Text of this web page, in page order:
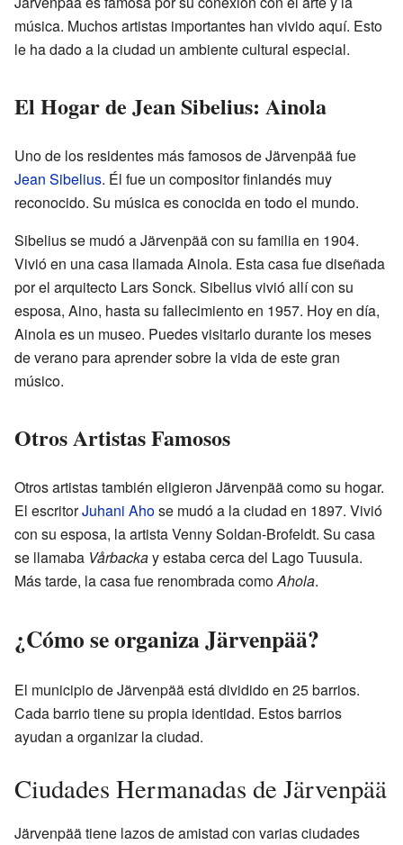
música. Muchos artistas importantes han vivido aquí. Esto
le ha dado a la ciudad un ambiente cultural especial.
El Hogar de Jean Sibelius: Ainola
Uno de los residentes más famosos de Järvenpää fue
Jean Sibelius. Él fue un compositor finlandés muy
reconocido. Su música es conocida en todo el mundo.
Sibelius se mudó a Järvenpää con su familia en 1904.
Vivió en una casa llamada Ainola. Esta casa fue diseñada
por el arquitecto Lars Sonck. Sibelius vivió allí con su
esposa, Aino, hasta su fallecimiento en 1957. Hoy en día,
Ainola es un museo. Puedes visitarlo durante los meses
de verano para aprender sobre la vida de este gran
músico.
Otros Artistas Famosos
Otros artistas también eligieron Järvenpää como su hogar.
El escritorJuhani Ahose mudó a la ciudad en 1897. Vivió
con su esposa, la artista Venny Soldan-Brofeldt. Su casa
se llamaba Vårbackay estaba cerca del Lago Tuusula.
Más tarde, la casa fue renombrada comoAhola.
¿Cómo se organiza Järvenpää?
El municipio de Järvenpää está dividido en 25 barrios.
Cada barrio tiene su propia identidad. Estos barrios
ayudan a organizar la ciudad.
Ciudades Hermanadas de Järvenpää
Järvenpää tiene lazos de amistad con varias ciudades